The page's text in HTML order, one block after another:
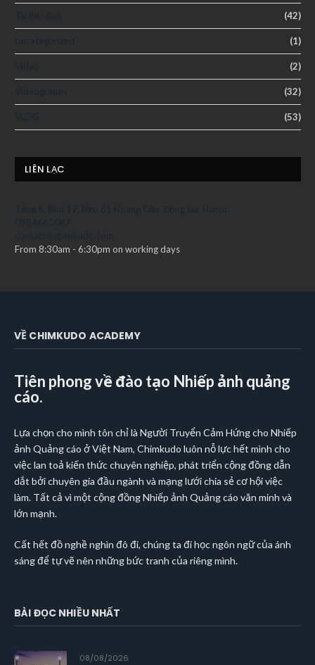
(42)
(1)
(2)
(32)
(53)
LIÊN LẠC
From 8:30am - 6:30pm on working days
VỀ CHIMKUDO ACADEMY
Tiên phong về đào tạo Nhiếp ảnh quảng
cáo.
Lựa chọn cho mình tôn chỉ là Người Truyển Cảm Hứng cho Nhiếp
ảnh Quảng cáo ở Việt Nam, Chimkudo luôn nỗ lực hết mình cho
việc lan toả kiến thức chuyên nghiệp, phát triển cộng đồng dẫn
dắt bởi chuyên gia đầu ngành và mạng lưới chia sẻ cơ hội việc
làm. Tất cả vì một cộng đồng Nhiếp ảnh Quảng cáo văn minh và
lớn mạnh.
Cất hết đồ nghề nghìn đô đi, chúng ta đi học ngôn ngữ của ánh
sáng để tự vẽ nên những bức tranh của riêng mình.
BÀI ĐỌC NHIỀU NHẤT
08/08/2026